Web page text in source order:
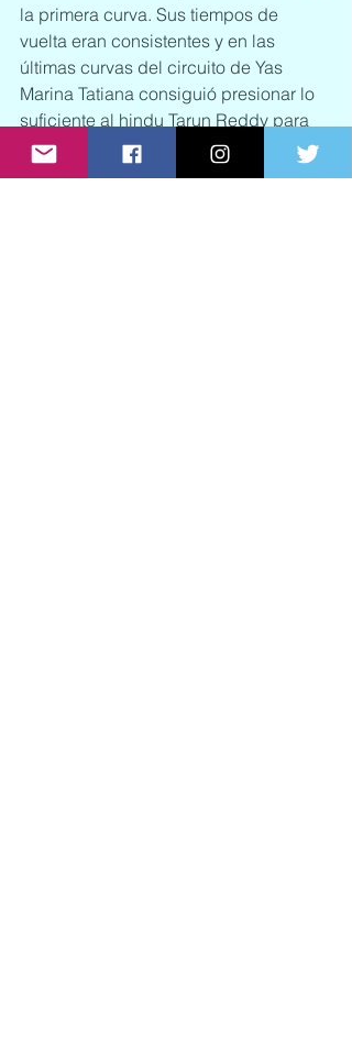
la primera curva. Sus tiempos de
vuelta eran consistentes y en las
últimas curvas del circuito de Yas
Marina Tatiana consiguió presionar lo
suficiente al hindu Tarun Reddy para
cruzar en el segundo do lugar la meta
a tan solo 0.013 de diferencia. Un